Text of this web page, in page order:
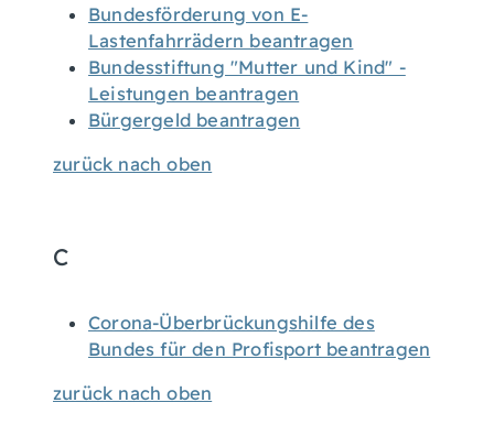
Bundesförderung von E-
Lastenfahrrädern beantragen
Bundesstiftung "Mutter und Kind" -
Leistungen beantragen
Bürgergeld beantragen
zurück nach oben
C
Corona-Überbrückungshilfe des
Bundes für den Profisport beantragen
zurück nach oben